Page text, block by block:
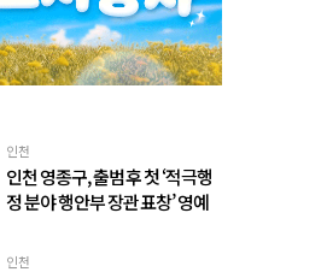
인천
인천 영종구, 출범 후 첫 ‘적극행
정 분야 행안부 장관 표창’ 영예
인천